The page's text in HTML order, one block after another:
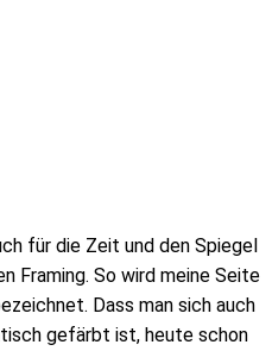
für die Zeit und den Spiegel
Framing. So wird meine Seite
Dass man sich auch
gefärbt ist, heute schon